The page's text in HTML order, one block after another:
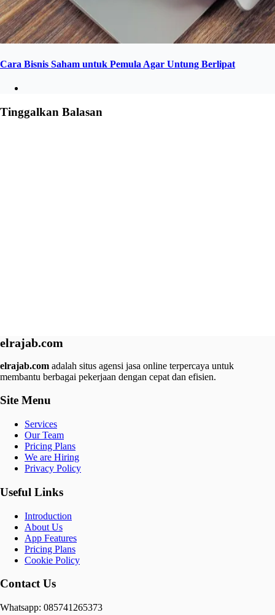
Cara Bisnis Saham untuk Pemula Agar Untung Berlipat
Tinggalkan Balasan
elrajab.com
elrajab.com adalah situs agensi jasa online terpercaya untuk
membantu berbagai pekerjaan dengan cepat dan efisien.
Site Menu
Services
Our Team
Pricing Plans
We are Hiring
Privacy Policy
Useful Links
Introduction
About Us
App Features
Pricing Plans
Cookie Policy
Contact Us
Whatsapp: 085741265373